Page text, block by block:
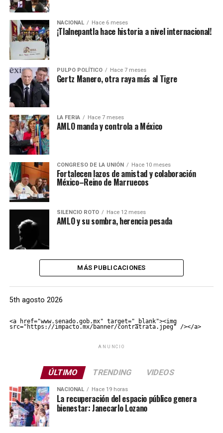
NACIONAL Hace 6 meses
¡Tlalnepantla hace historia a nivel internacional!
PULPO POLÍTICO Hace 7 meses
Gertz Manero, otra raya más al Tigre
LA FERIA Hace 7 meses
AMLO manda y controla a México
CONGRESO DE LA UNIÓN Hace 10 meses
Fortalecen lazos de amistad y colaboración
México–Reino de Marruecos
SILENCIO ROTO Hace 12 meses
AMLO y su sombra, herencia pesada
MÁS PUBLICACIONES
5th agosto 2026
<a href="www.senado.gob.mx" target="_blank"><img
src="https://impacto.mx/banner/contratrata.jpeg" /></a>
ANUNCIO
ÚLTIMO TRENDING VIDEOS
NACIONAL Hace 19 horas
La recuperación del espacio público genera
bienestar: Janecarlo Lozano